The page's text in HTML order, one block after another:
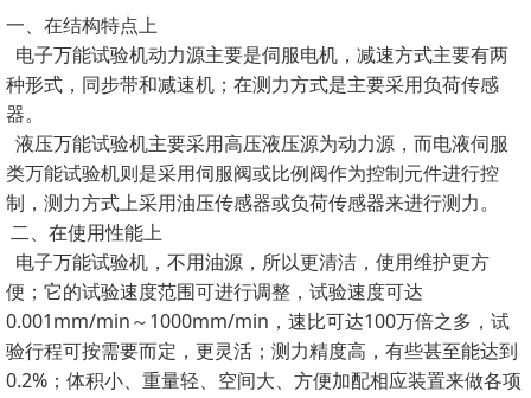
一、在结构特点上
电子万能试验机动力源主要是伺服电机，减速方式主要有两
种形式，同步带和减速机；在测力方式是主要采用负荷传感
器。
液压万能试验机主要采用高压液压源为动力源，而电液伺服
类万能试验机则是采用伺服阀或比例阀作为控制元件进行控
制，测力方式上采用油压传感器或负荷传感器来进行测力。
二、在使用性能上
电子万能试验机，不用油源，所以更清洁，使用维护更方
便；它的试验速度范围可进行调整，试验速度可达
0.001mm/min～1000mm/min，速比可达100万倍之多，试
验行程可按需要而定，更灵活；测力精度高，有些甚至能达到
0.2%；体积小、重量轻、空间大、方便加配相应装置来做各项